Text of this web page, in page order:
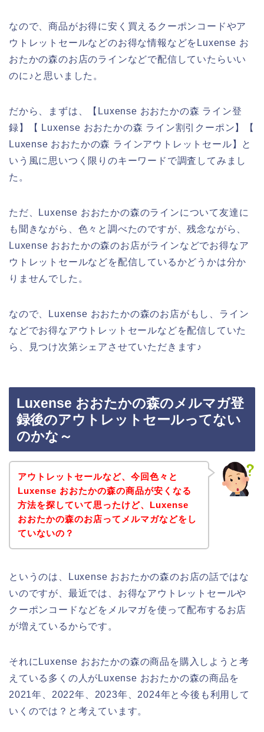
なので、商品がお得に安く買えるクーポンコードやア
ウトレットセールなどのお得な情報などをLuxense お
おたかの森のお店のラインなどで配信していたらいい
のに♪と思いました。
だから、まずは、【Luxense おおたかの森 ライン登
録】【 Luxense おおたかの森 ライン割引クーポン】【
Luxense おおたかの森 ラインアウトレットセール】と
いう風に思いつく限りのキーワードで調査してみまし
た。
ただ、Luxense おおたかの森のラインについて友達に
も聞きながら、色々と調べたのですが、残念ながら、
Luxense おおたかの森のお店がラインなどでお得なア
ウトレットセールなどを配信しているかどうかは分か
りませんでした。
なので、Luxense おおたかの森のお店がもし、ライン
などでお得なアウトレットセールなどを配信していた
ら、見つけ次第シェアさせていただきます♪
Luxense おおたかの森のメルマガ登
録後のアウトレットセールってない
のかな～
アウトレットセールなど、今回色々と
Luxense おおたかの森の商品が安くなる
方法を探していて思ったけど、Luxense
おおたかの森のお店ってメルマガなどをし
ていないの？
というのは、Luxense おおたかの森のお店の話ではな
いのですが、最近では、お得なアウトレットセールや
クーポンコードなどをメルマガを使って配布するお店
が増えているからです。
それにLuxense おおたかの森の商品を購入しようと考
えている多くの人がLuxense おおたかの森の商品を
2021年、2022年、2023年、2024年と今後も利用して
いくのでは？と考えています。